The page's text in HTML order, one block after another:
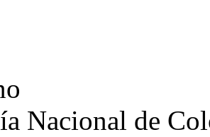
Nacional de